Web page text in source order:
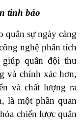
tình báo
quân sự ngày càng
nghệ phân tích
giúp quân đội thu
và chính xác hơn,
và chất lượng ra
là một phần quan
chiến lược quân